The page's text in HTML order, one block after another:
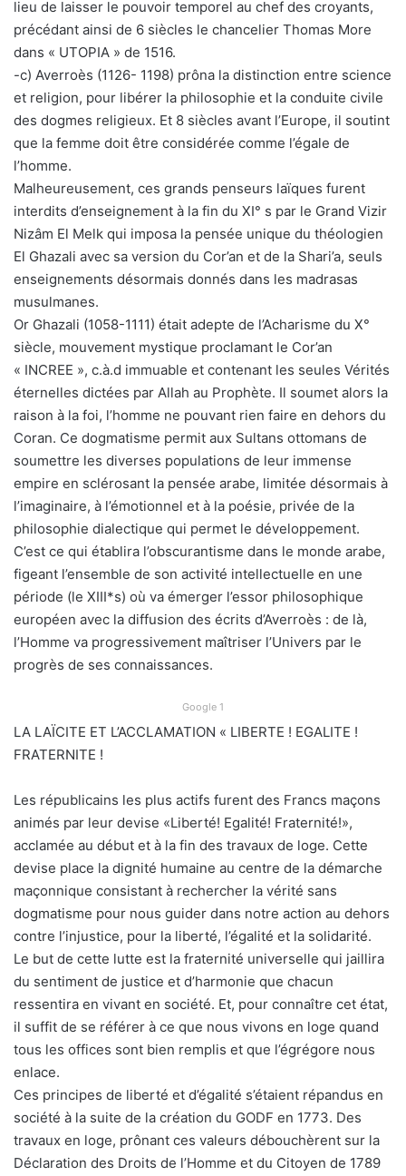
lieu de laisser le pouvoir temporel au chef des croyants,
précédant ainsi de 6 siècles le chancelier Thomas More
dans « UTOPIA » de 1516.
-c) Averroès (1126- 1198) prôna la distinction entre science
et religion, pour libérer la philosophie et la conduite civile
des dogmes religieux. Et 8 siècles avant l’Europe, il soutint
que la femme doit être considérée comme l’égale de
l’homme.
Malheureusement, ces grands penseurs laïques furent
interdits d’enseignement à la fin du XI° s par le Grand Vizir
Nizâm El Melk qui imposa la pensée unique du théologien
El Ghazali avec sa version du Cor’an et de la Shari’a, seuls
enseignements désormais donnés dans les madrasas
musulmanes.
Or Ghazali (1058-1111) était adepte de l’Acharisme du X°
siècle, mouvement mystique proclamant le Cor’an
« INCREE », c.à.d immuable et contenant les seules Vérités
éternelles dictées par Allah au Prophète. Il soumet alors la
raison à la foi, l’homme ne pouvant rien faire en dehors du
Coran. Ce dogmatisme permit aux Sultans ottomans de
soumettre les diverses populations de leur immense
empire en sclérosant la pensée arabe, limitée désormais à
l’imaginaire, à l’émotionnel et à la poésie, privée de la
philosophie dialectique qui permet le développement.
C’est ce qui établira l’obscurantisme dans le monde arabe,
figeant l’ensemble de son activité intellectuelle en une
période (le XIII*s) où va émerger l’essor philosophique
européen avec la diffusion des écrits d’Averroès : de là,
l’Homme va progressivement maîtriser l’Univers par le
progrès de ses connaissances.
Google 1
LA LAÏCITE ET L’ACCLAMATION « LIBERTE ! EGALITE !
FRATERNITE !
Les républicains les plus actifs furent des Francs maçons
animés par leur devise «Liberté! Egalité! Fraternité!»,
acclamée au début et à la fin des travaux de loge. Cette
devise place la dignité humaine au centre de la démarche
maçonnique consistant à rechercher la vérité sans
dogmatisme pour nous guider dans notre action au dehors
contre l’injustice, pour la liberté, l’égalité et la solidarité.
Le but de cette lutte est la fraternité universelle qui jaillira
du sentiment de justice et d’harmonie que chacun
ressentira en vivant en société. Et, pour connaître cet état,
il suffit de se référer à ce que nous vivons en loge quand
tous les offices sont bien remplis et que l’égrégore nous
enlace.
Ces principes de liberté et d’égalité s’étaient répandus en
société à la suite de la création du GODF en 1773. Des
travaux en loge, prônant ces valeurs débouchèrent sur la
Déclaration des Droits de l’Homme et du Citoyen de 1789